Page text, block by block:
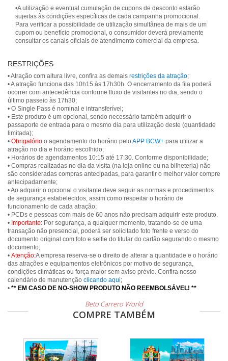
•A utilização e eventual cumulação de cupons de desconto estarão
sujeitas às condições específicas de cada campanha promocional.
Para verificar a possibilidade de utilização simultânea de mais de um
cupom ou benefício promocional, o consumidor deverá previamente
consultar os canais oficiais de atendimento comercial da empresa.
RESTRIÇÕES
• Atração com altura livre, confira as demais restrições da atração;
• A atração funciona das 10h15 às 17h30h. O encerramento da fila poderá
ocorrer com antecedência conforme fluxo de visitantes no dia, sendo o
último passeio às 17h30;
• O Single Pass é nominal e intransferível;
• Este produto é um opcional, sendo necessário também adquirir o
passaporte de entrada para o mesmo dia para utilização deste (quantidade
limitada);
• Obrigatório o agendamento do horário pelo APP BCW+ para utilizar a
atração no dia e horário escolhido;
• Horários de agendamentos 10:15 até 17:30. Conforme disponibilidade;
• Compras realizadas no dia da visita (na loja online ou na bilheteria) não
são consideradas compras antecipadas, para garantir o melhor valor compre
antecipadamente;
• Ao adquirir o opcional o visitante deve seguir as normas e procedimentos
de segurança estabelecidos, assim como respeitar o horário de
funcionamento de cada atração;
• PCDs e pessoas com mais de 60 anos não precisam adquirir este produto.
• Importante: Por segurança, a qualquer momento, tratando-se de uma
transação não presencial, poderá ser solicitado foto frente e verso do
documento original com foto e selfie do titular do cartão segurando o mesmo
documento;
• Atenção:A empresa reserva-se o direito de alterar a quantidade e o horário
das atrações e equipamentos eletrônicos por motivo de segurança,
condições climáticas ou força maior sem aviso prévio. Confira nosso
calendário de manutenção clicando aqui;
• ** EM CASO DE NO-SHOW PRODUTO NÃO REEMBOLSÁVEL! **
Beto Carrero World
COMPRE TAMBÉM